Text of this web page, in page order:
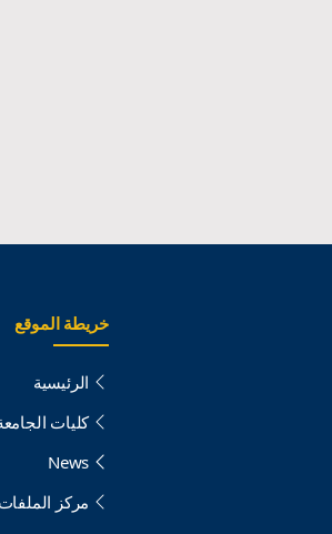
خريطة الموقع
الرئيسية
كليات
News
مركز الملفات